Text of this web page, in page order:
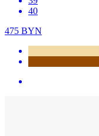
40
475 BYN